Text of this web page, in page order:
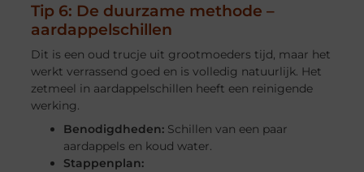
Tip 6: De duurzame methode –
aardappelschillen
Dit is een oud trucje uit grootmoeders tijd, maar het
werkt verrassend goed en is volledig natuurlijk. Het
zetmeel in aardappelschillen heeft een reinigende
werking.
Benodigdheden: Schillen van een paar
aardappels en koud water.
Stappenplan: